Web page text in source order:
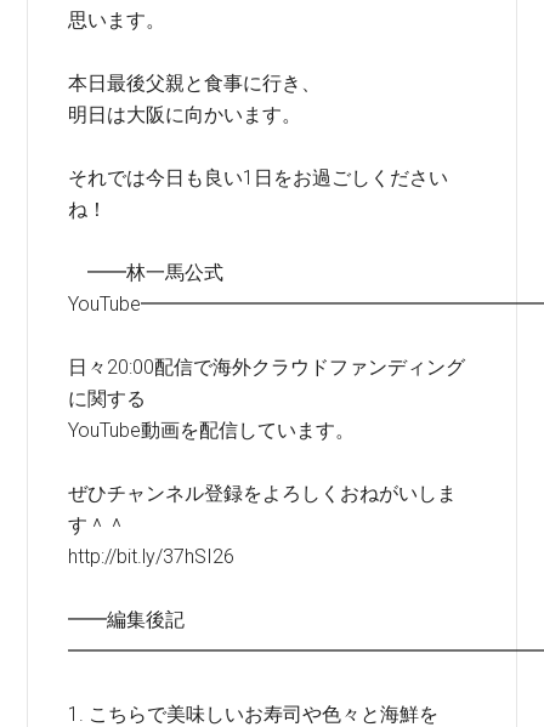
思います。
本日最後父親と食事に行き、
明日は大阪に向かいます。
それでは今日も良い1日をお過ごしください
ね！
━━林一馬公式
日々20:00配信で海外クラウドファンディング
に関する
YouTube動画を配信しています。
ぜひチャンネル登録をよろしくおねがいしま
す＾＾
http://bit.ly/37hSI26
━━編集後記
1. こちらで美味しいお寿司や色々と海鮮を